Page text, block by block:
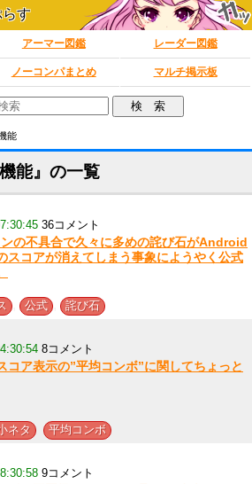
す
アーマー図鑑 レーダー図鑑
ノーコンパまとめ マルチ掲示板
能
能』の一覧
36コメント
の不具合で久々に多めの詫び石がAndroid
スコアが消えてしまう事象にようやく公式
公式 詫び石
8コメント
コア表示の”平均コンボ”に関してちょっと
ネタ 平均コンボ
9コメント